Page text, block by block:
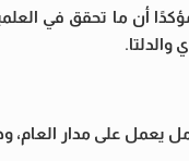
أن ما تحقق في
والدلتا.
يعمل على مدار العام،